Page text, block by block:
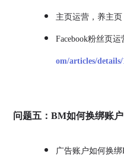
主页运营，养主
Facebook粉丝页运
om/articles/details/
问题五：BM如何换绑账
广告账户如何换